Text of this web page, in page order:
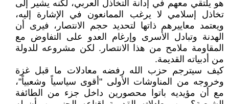
هو يلتقي معهم في إدانة التخاذل العربي، لكنه يشير إلى
تخاذل إسلامي لا يرغب الممانعون في الإشارة إليه،
ويعتمد معاييرهم ذاتها لتحديد حجم الانتصار، فيرى أن
الهدنة وتبادل الأسرى وإرغام العدو على التفاوض مع
المقاومة ملامح من هذا الانتصار. لكن مشروعه للدولة
من أدبياته القديمة.
كيف سيترجم حزب الله رفضه معادلات ما قبل غزة
وخروجه من المناوشات الأولى "أقوى سياسياً وشعبياً"،
مع أن مؤيديه باتوا محصورين داخل جزء من الطائفة